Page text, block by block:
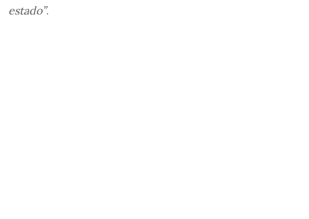
estado”.